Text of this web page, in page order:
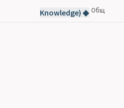
Knowledge) ◆ Общ